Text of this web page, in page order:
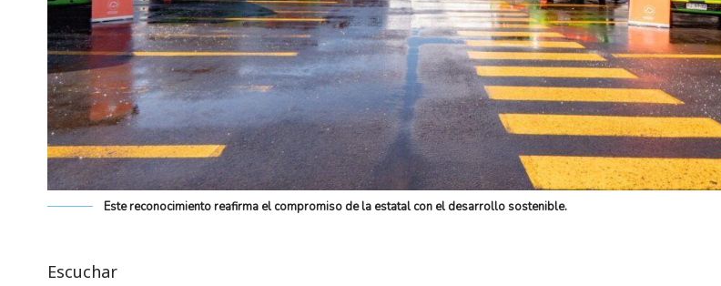
Este reconocimiento reafirma el compromiso de la estatal con el desarrollo sostenible.
Escuchar